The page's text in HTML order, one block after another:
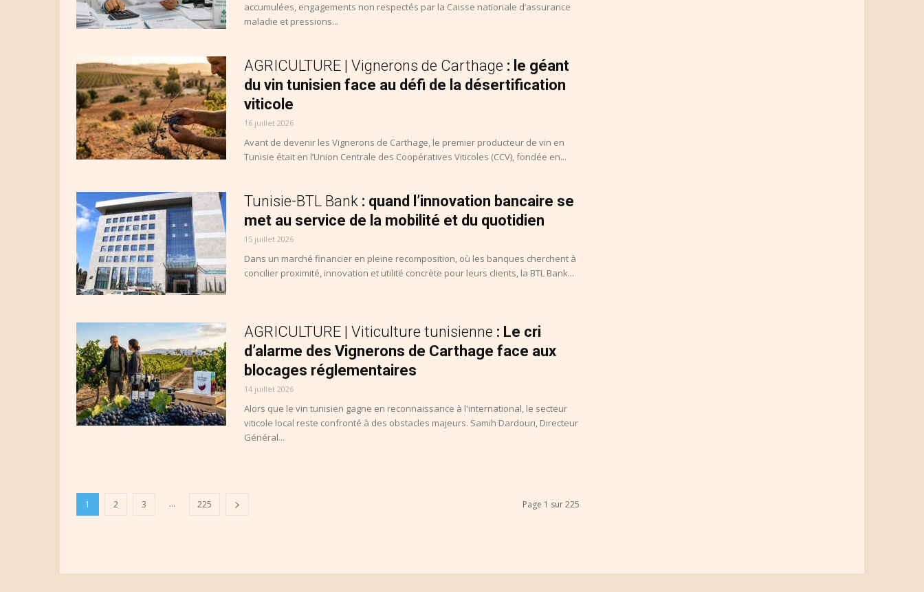
accumulées, engagements non respectés par la Caisse nationale d’assurance
maladie et pressions...
AGRICULTURE | Vignerons de Carthage : le géant
du vin tunisien face au défi de la désertification
viticole
16 juillet 2026
Avant de devenir les Vignerons de Carthage, le premier producteur de vin en
Tunisie était en l’Union Centrale des Coopératives Viticoles (CCV), fondée en...
Tunisie-BTL Bank : quand l’innovation bancaire se
met au service de la mobilité et du quotidien
15 juillet 2026
Dans un marché financier en pleine recomposition, où les banques cherchent à
concilier proximité, innovation et utilité concrète pour leurs clients, la BTL Bank...
AGRICULTURE | Viticulture tunisienne : Le cri
d’alarme des Vignerons de Carthage face aux
blocages réglementaires
14 juillet 2026
Alors que le vin tunisien gagne en reconnaissance à l'international, le secteur
viticole local reste confronté à des obstacles majeurs. Samih Dardouri, Directeur
Général...
1 2 3 ... 225 Page 1 sur 225